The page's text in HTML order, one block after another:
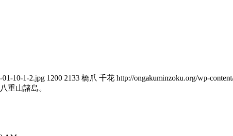
01-10-1-2.jpg 1200 2133 橋爪 千花 http://ongakuminzoku.org/wp-
重山諸島。